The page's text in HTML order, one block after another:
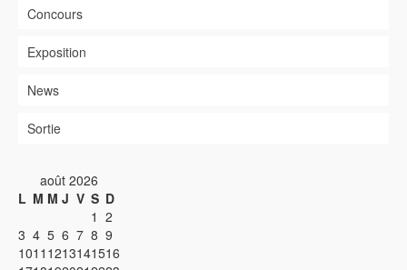
Concours
Exposition
News
Sortie
août 2026
L M M J V S D
1 2
3 4 5 6 7 8 9
1011 1213141516